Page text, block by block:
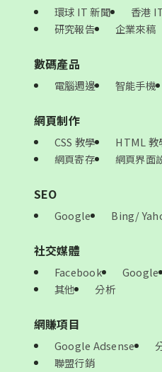
環球 IT 新聞 香港
研究報告
企業來稿
數碼產品
電腦週邊 智能手機
網頁制作
CSS 教學 HTML 教
網頁寄存
網頁界面
SEO
Google Bing/
社交媒體
Facebook Google
其他
分析
網賺項目
Google Adsense
聯盟行銷